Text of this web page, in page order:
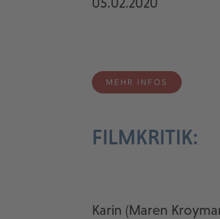
MEHR INFOS
FILMKRITIK:
Karin (Maren